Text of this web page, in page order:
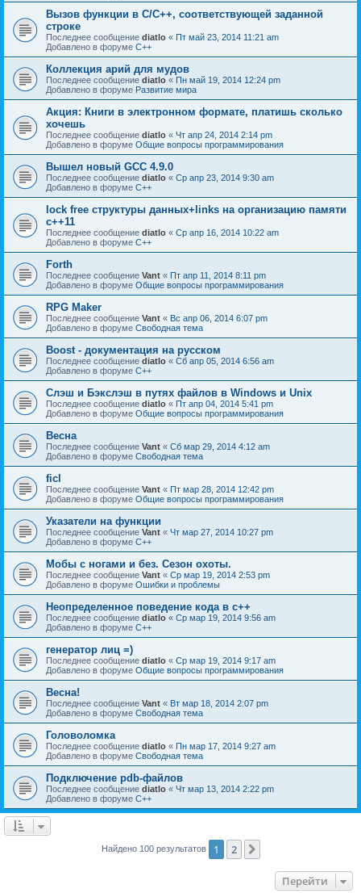
Вызов функции в C/C++, соответствующей заданной
строке
Последнее сообщение diatlo « Пт май 23, 2014 11:21 am
Добавлено в форуме C++
Коллекция арий для мудов
Последнее сообщение diatlo « Пн май 19, 2014 12:24 pm
Добавлено в форуме Развитие мира
Акция: Книги в электронном формате, платишь сколько
хочешь
Последнее сообщение diatlo « Чт апр 24, 2014 2:14 pm
Добавлено в форуме Общие вопросы программирования
Вышел новый GCC 4.9.0
Последнее сообщение diatlo « Ср апр 23, 2014 9:30 am
Добавлено в форуме C++
lock free структуры данных+links на организацию памяти
c++11
Последнее сообщение diatlo « Ср апр 16, 2014 10:22 am
Добавлено в форуме C++
Forth
Последнее сообщение Vant « Пт апр 11, 2014 8:11 pm
Добавлено в форуме Общие вопросы программирования
RPG Maker
Последнее сообщение Vant « Вс апр 06, 2014 6:07 pm
Добавлено в форуме Свободная тема
Boost - документация на русском
Последнее сообщение diatlo « Сб апр 05, 2014 6:56 am
Добавлено в форуме C++
Слэш и Бэкслэш в путях файлов в Windows и Unix
Последнее сообщение diatlo « Пт апр 04, 2014 5:41 pm
Добавлено в форуме Общие вопросы программирования
Весна
Последнее сообщение Vant « Сб мар 29, 2014 4:12 am
Добавлено в форуме Свободная тема
ficl
Последнее сообщение Vant « Пт мар 28, 2014 12:42 pm
Добавлено в форуме Общие вопросы программирования
Указатели на функции
Последнее сообщение Vant « Чт мар 27, 2014 10:27 pm
Добавлено в форуме C++
Мобы с ногами и без. Сезон охоты.
Последнее сообщение Vant « Ср мар 19, 2014 2:53 pm
Добавлено в форуме Ошибки и проблемы
Неопределенное поведение кода в c++
Последнее сообщение diatlo « Ср мар 19, 2014 9:56 am
Добавлено в форуме C++
генератор лиц =)
Последнее сообщение diatlo « Ср мар 19, 2014 9:17 am
Добавлено в форуме Общие вопросы программирования
Весна!
Последнее сообщение Vant « Вт мар 18, 2014 2:07 pm
Добавлено в форуме Свободная тема
Головоломка
Последнее сообщение diatlo « Пн мар 17, 2014 9:27 am
Добавлено в форуме Свободная тема
Подключение pdb-файлов
Последнее сообщение diatlo « Чт мар 13, 2014 2:22 pm
Добавлено в форуме C++
Найдено 100 результатов 1 2
Перейти